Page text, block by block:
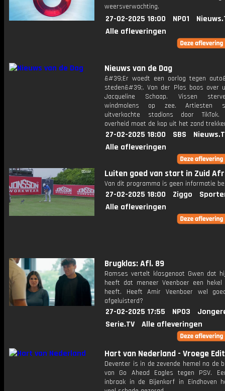
weersverwachting.
27-02-2025 18:00 NPO1
Alle afleveringen
Nieuws van de Dag
&#39;Er woedt een oorlog tegen
steden&#39;. Van der Plas boos over
Jacqueline Schaap. Vissen
windmolens op zee. Artiesten
uitverkochte stadions door TikTok.
overheid moet de kop uit het zand
27-02-2025 18:00 SBS
Alle afleveringen
Luiten goed van start in Zuid
Van dit programma is geen informatie
27-02-2025 18:00 Ziggo
Alle afleveringen
Brugklas: Afl. 89
Ramses vertelt klasgenoot Gwen dat
heeft dat meneer Veenboer een hekel
heeft. Heeft Amir Veenboer wel
afgeluisterd?
27-02-2025 17:55 NPO3
Serie.TV
Alle afleveringen
Hart van Nederland - Vroege
Deventer is in de zevende hemel na de
van Go Ahead Eagles tegen PSV.
inbraak in de Bijenkorf in Eindhoven